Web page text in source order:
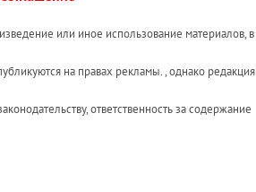
или иное использование материалов, в
на правах рекламы. , однако редакция
ответственность за содержание